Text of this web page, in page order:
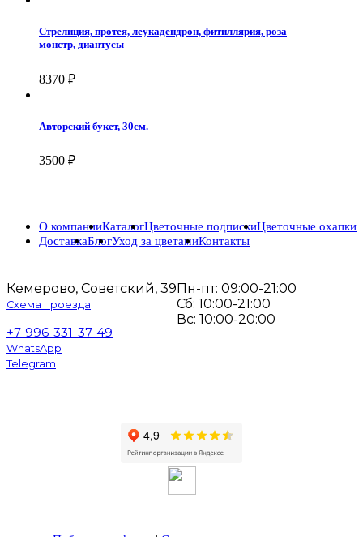
Стрелиция, протея, леукадендрон, фитиллярия, роза
монстр, диантусы
8370 ₽
Авторский букет, 30см.
3500 ₽
Кемерово, Советский, 39
Схема проезда
+7-996-331-37-49
WhatsApp
Telegram
Пн-пт: 09:00-21:00
Сб: 10:00-21:00
Вс: 10:00-20:00
О компанииКаталогЦветочные подпискиЦветочные охапки
ДоставкаБлогУход за цветамиКонтакты